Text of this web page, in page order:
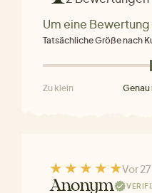
Um eine
Tatsächliche Größe nach
Zu klein
Vor
Anonym